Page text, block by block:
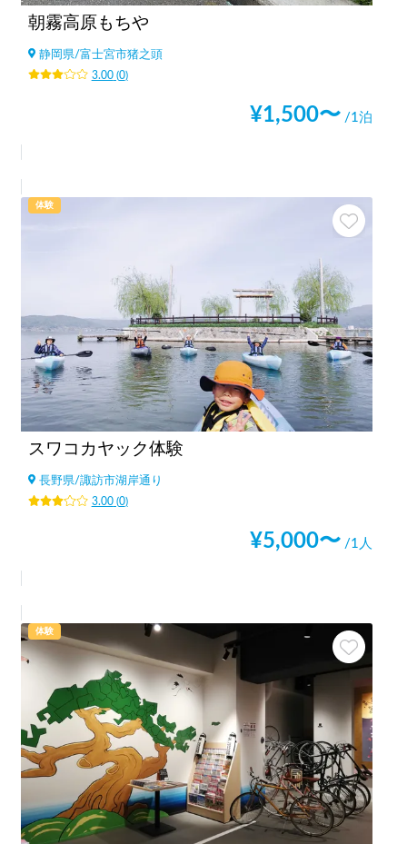
朝霧高原もちや
静岡県/富士宮市猪之頭
3.00(0)
¥1,500〜 /1泊
体験
スワコカヤック体験
長野県/諏訪市湖岸通り
3.00(0)
¥5,000〜 /1人
体験